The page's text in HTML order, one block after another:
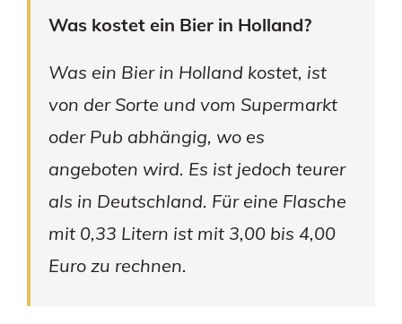
Was kostet ein Bier in Holland?
Was ein Bier in Holland kostet, ist
von der Sorte und vom Supermarkt
oder Pub abhängig, wo es
angeboten wird. Es ist jedoch teurer
als in Deutschland. Für eine Flasche
mit 0,33 Litern ist mit 3,00 bis 4,00
Euro zu rechnen.